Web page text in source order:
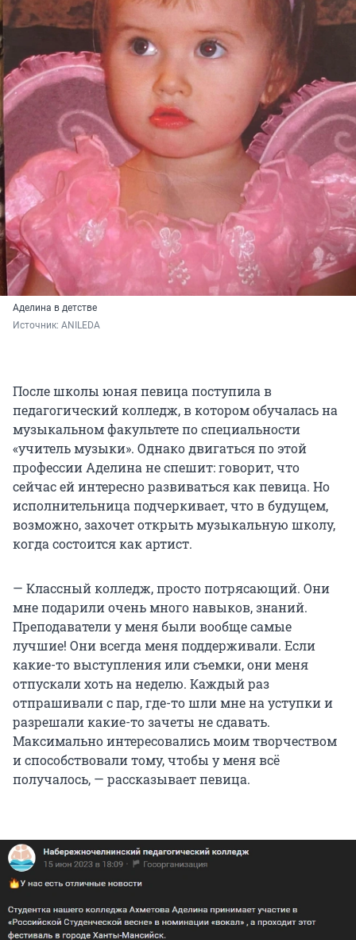
Аделина в детстве
Источник: ANILEDA
После школы юная певица поступила в
педагогический колледж, в котором обучалась на
музыкальном факультете по специальности
«учитель музыки». Однако двигаться по этой
профессии Аделина не спешит: говорит, что
сейчас ей интересно развиваться как певица. Но
исполнительница подчеркивает, что в будущем,
возможно, захочет открыть музыкальную школу,
когда состоится как артист.
— Классный колледж, просто потрясающий. Они
мне подарили очень много навыков, знаний.
Преподаватели у меня были вообще самые
лучшие! Они всегда меня поддерживали. Если
какие-то выступления или съемки, они меня
отпускали хоть на неделю. Каждый раз
отпрашивали с пар, где-то шли мне на уступки и
разрешали какие-то зачеты не сдавать.
Максимально интересовались моим творчеством
и способствовали тому, чтобы у меня всё
получалось, — рассказывает певица.